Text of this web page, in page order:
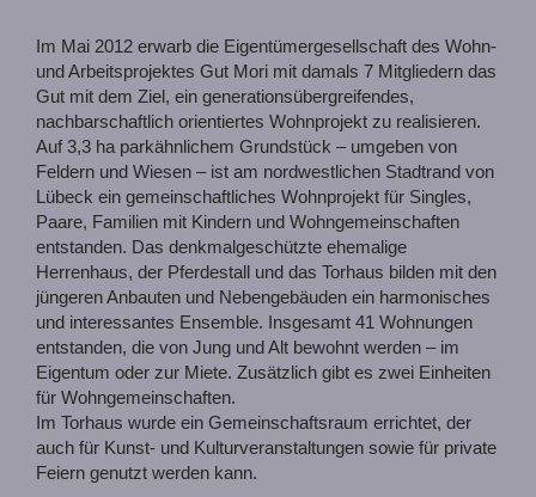
Im Mai 2012 erwarb die Eigentümergesellschaft des Wohn-
und Arbeitsprojektes Gut Mori mit damals 7 Mitgliedern das
Gut mit dem Ziel, ein generationsübergreifendes,
nachbarschaftlich orientiertes Wohnprojekt zu realisieren.
Auf 3,3 ha parkähnlichem Grundstück – umgeben von
Feldern und Wiesen – ist am nordwestlichen Stadtrand von
Lübeck ein gemeinschaftliches Wohnprojekt für Singles,
Paare, Familien mit Kindern und Wohngemeinschaften
entstanden. Das denkmalgeschützte ehemalige
Herrenhaus, der Pferdestall und das Torhaus bilden mit den
jüngeren Anbauten und Nebengebäuden ein harmonisches
und interessantes Ensemble. Insgesamt 41 Wohnungen
entstanden, die von Jung und Alt bewohnt werden – im
Eigentum oder zur Miete. Zusätzlich gibt es zwei Einheiten
für Wohngemeinschaften.
Im Torhaus wurde ein Gemeinschaftsraum errichtet, der
auch für Kunst- und Kulturveranstaltungen sowie für private
Feiern genutzt werden kann.